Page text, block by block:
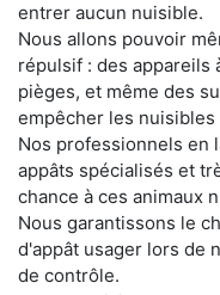
entrer aucun nuisible.
Nous allons pouvoir
répulsif : des appareils
pièges, et même des
empêcher les
Nos professionnels en
appâts spécialisés et
chance à ces animaux
Nous garantissons le
d'appât usager lors de
de contrôle.